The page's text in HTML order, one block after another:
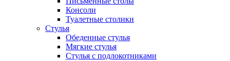
Консоли
Туалетные столики
Стулья
Обеденные стулья
Мягкие стулья
Стулья с подлокотниками